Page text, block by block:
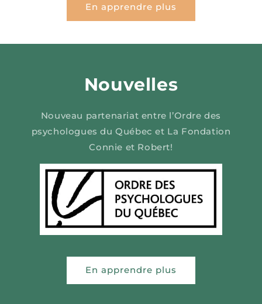
En apprendre plus
Nouvelles
Nouveau partenariat entre l’Ordre des
psychologues du Québec et La Fondation
Connie et Robert!
En apprendre plus